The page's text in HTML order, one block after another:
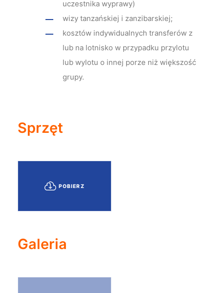
uczestnika wyprawy)
wizy tanzańskiej i zanzibarskiej;
kosztów indywidualnych transferów z
lub na lotnisko w przypadku przylotu
lub wylotu o innej porze niż większość
grupy.
Sprzęt
POBIERZ
Galeria